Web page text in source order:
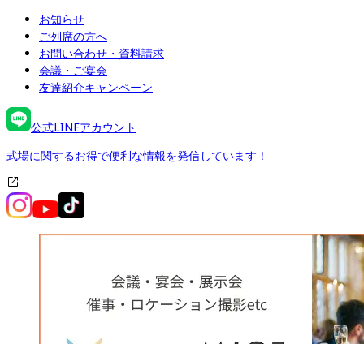
お知らせ
ご列席の方へ
お問い合わせ・資料請求
会議・ご宴会
友達紹介キャンペーン
公式LINEアカウント
式場に関するお得で便利な情報を発信しています！